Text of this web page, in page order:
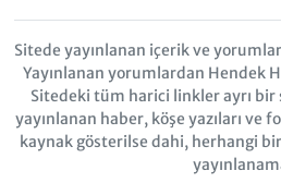
Sitede yayınlanan içerik ve
Yayınlanan yorumlardan Hendek
Sitedeki tüm harici linkler ayrı bir
yayınlanan haber, köşe yazıları ve
kaynak gösterilse dahi, herhangi